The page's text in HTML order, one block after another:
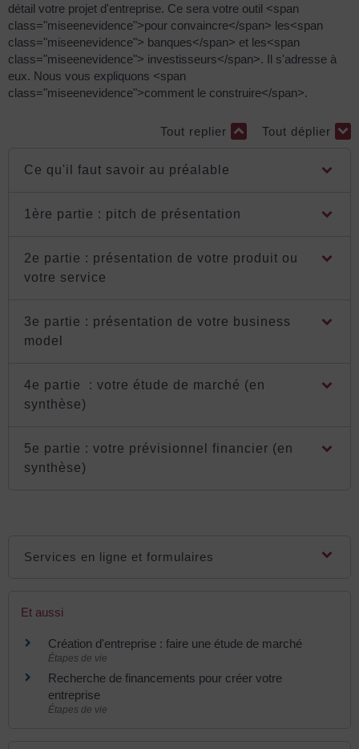
détail votre projet d'entreprise. Ce sera votre outil <span
class="miseenevidence">pour convaincre</span> les<span
class="miseenevidence"> banques</span> et les<span
class="miseenevidence"> investisseurs</span>. Il s'adresse à
eux. Nous vous expliquons <span
class="miseenevidence">comment le construire</span>.
Tout replier Tout déplier
Ce qu'il faut savoir au préalable
1ère partie : pitch de présentation
2e partie : présentation de votre produit ou
votre service
3e partie : présentation de votre business
model
4e partie : votre étude de marché (en
synthèse)
5e partie : votre prévisionnel financier (en
synthèse)
Services en ligne et formulaires
Et aussi
Création d'entreprise : faire une étude de marché
Étapes de vie
Recherche de financements pour créer votre
entreprise
Étapes de vie